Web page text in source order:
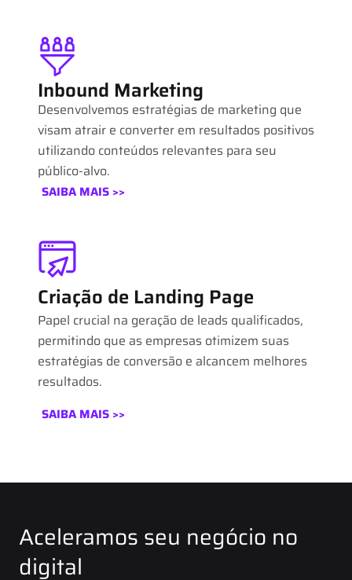
Inbound Marketing
Desenvolvemos estratégias de marketing que
visam atrair e converter em resultados positivos
utilizando conteúdos relevantes para seu
público-alvo.
SAIBA MAIS >>
Criação de Landing Page
Papel crucial na geração de leads qualificados,
permitindo que as empresas otimizem suas
estratégias de conversão e alcancem melhores
resultados.
SAIBA MAIS >>
Aceleramos seu negócio no
digital